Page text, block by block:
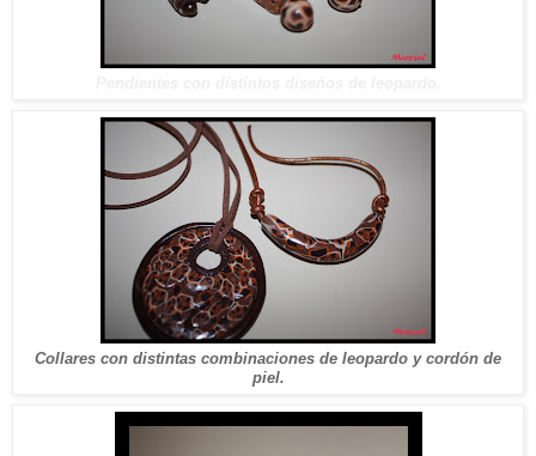
Collares con distintas combinaciones de leopardo y cordón de
piel.